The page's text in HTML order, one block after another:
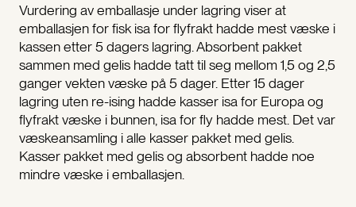
Vurdering av emballasje under lagring viser at
emballasjen for fisk isa for flyfrakt hadde mest væske i
kassen etter 5 dagers lagring. Absorbent pakket
sammen med gelis hadde tatt til seg mellom 1,5 og 2,5
ganger vekten væske på 5 dager. Etter 15 dager
lagring uten re-ising hadde kasser isa for Europa og
flyfrakt væske i bunnen, isa for fly hadde mest. Det var
væskeansamling i alle kasser pakket med gelis.
Kasser pakket med gelis og absorbent hadde noe
mindre væske i emballasjen.